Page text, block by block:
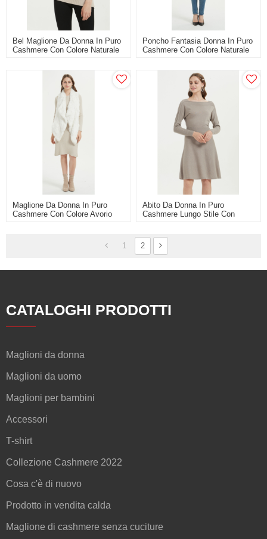
Bel Maglione Da Donna In Puro
Cashmere Con Colore Naturale
Poncho Fantasia Donna In Puro
Cashmere Con Colore Naturale
Maglione Da Donna In Puro
Cashmere Con Colore Avorio
Abito Da Donna In Puro
Cashmere Lungo Stile Con
1 2
CATALOGHI PRODOTTI
Maglioni da donna
Maglioni da uomo
Maglioni per bambini
Accessori
T-shirt
Collezione Cashmere 2022
Cosa c'è di nuovo
Prodotto in vendita calda
Maglione di cashmere senza cuciture